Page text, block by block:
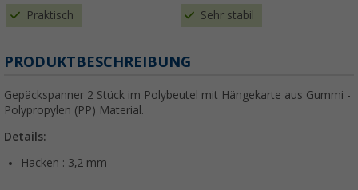
Praktisch Sehr stabil
PRODUKTBESCHREIBUNG
Gepäckspanner 2 Stück im Polybeutel mit Hängekarte aus Gummi -
Polypropylen (PP) Material.
Details:
Hacken : 3,2 mm